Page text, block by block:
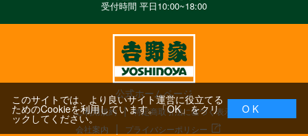
受付時間 平日10:00~18:00
公式ホームページ
ご利用規約
特定商取引法に基づく表示
会社案内
プライバシーポリシー
このサイトでは、より良いサイト運営に役立てる
ためのCookieを利用しています。「OK」をクリ
ックしてください。
O K